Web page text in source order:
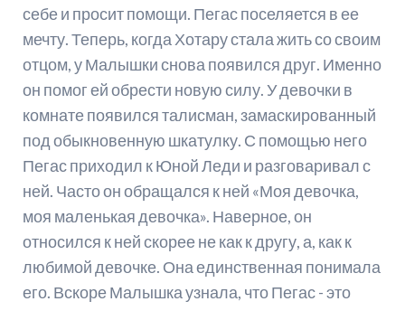
себе и просит помощи. Пегас поселяется в ее
мечту. Теперь, когда Хотару стала жить со своим
отцом, у Малышки снова появился друг. Именно
он помог ей обрести новую силу. У девочки в
комнате появился талисман, замаскированный
под обыкновенную шкатулку. С помощью него
Пегас приходил к Юной Леди и разговаривал с
ней. Часто он обращался к ней «Моя девочка,
моя маленькая девочка». Наверное, он
относился к ней скорее не как к другу, а, как к
любимой девочке. Она единственная понимала
его. Вскоре Малышка узнала, что Пегас - это